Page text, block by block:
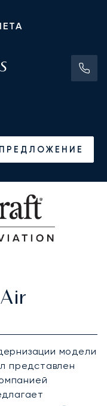
модели
представлен